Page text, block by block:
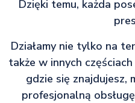
Dzięki temu, każda
Działamy nie tylko na
także w innych
gdzie się znajdujesz,
profesjonalną